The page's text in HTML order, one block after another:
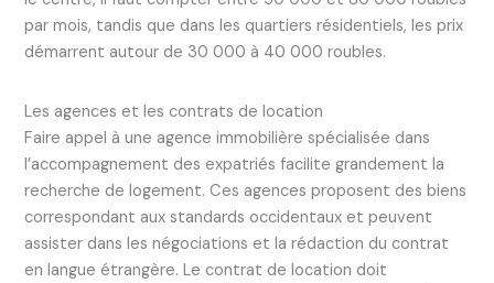
par mois, tandis que dans les quartiers résidentiels, les prix
démarrent autour de 30 000 à 40 000 roubles.
Les agences et les contrats de location
Faire appel à une agence immobilière spécialisée dans
l’accompagnement des expatriés facilite grandement la
recherche de logement. Ces agences proposent des biens
correspondant aux standards occidentaux et peuvent
assister dans les négociations et la rédaction du contrat
en langue étrangère. Le contrat de location doit